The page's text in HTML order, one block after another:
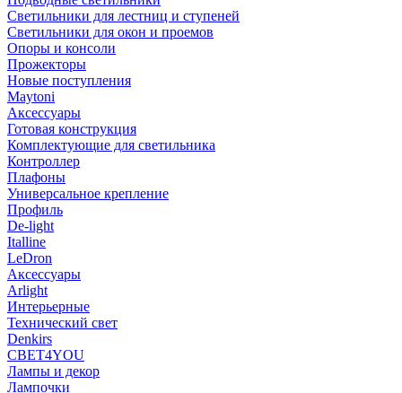
Светильники для лестниц и ступеней
Светильники для окон и проемов
Опоры и консоли
Прожекторы
Новые поступления
Maytoni
Аксессуары
Готовая конструкция
Комплектующие для светильника
Контроллер
Плафоны
Универсальное крепление
Профиль
De-light
Italline
LeDron
Аксессуары
Arlight
Интерьерные
Технический свет
Denkirs
СВЕТ4YOU
Лампы и декор
Лампочки